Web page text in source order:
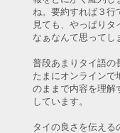
ね。要約すれば３行
見ても、やっぱり
なぁなんて思ってし
普段あまりタイ語の
たまにオンラインで
のままで内容を理解
しています。
タイの良さを伝え